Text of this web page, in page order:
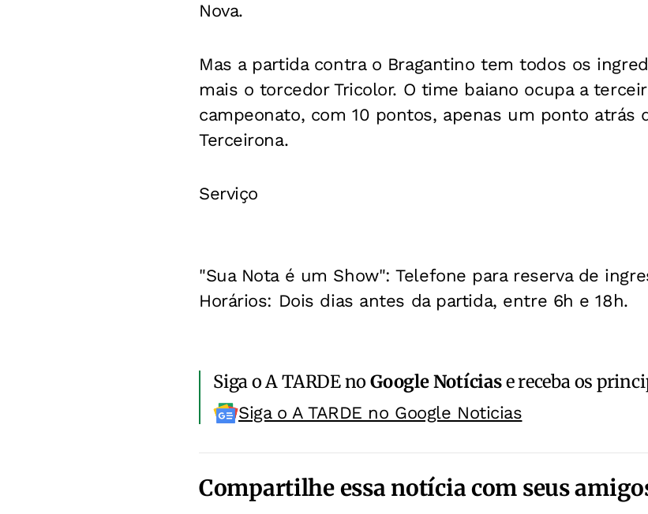
Nova.
Mas a partida contra o Bragantino tem todos os
mais o torcedor Tricolor. O time baiano ocupa a
campeonato, com 10 pontos, apenas um ponto atrás
Terceirona.
Serviço
"Sua Nota é um Show": Telefone para reserva de
Horários: Dois dias antes da partida, entre 6h e 18h.
Siga o A TARDE noGoogle Notíciase receba os
Siga o A TARDE no Google Noticias
Compartilhe essa notícia com seus